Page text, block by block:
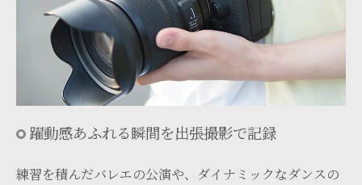
躍動感あふれる瞬間を出張撮影で記録
練習を積んだバレエの公演や、ダイナミックなダンスの